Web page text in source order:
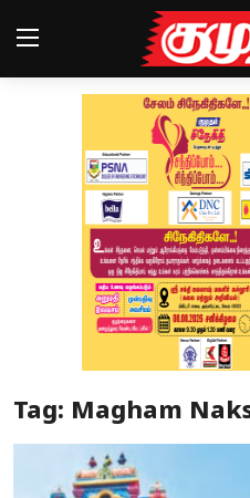
Magazines
Special Story
Tag: Magham